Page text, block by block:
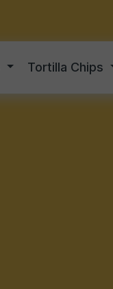
Tortilla Chips